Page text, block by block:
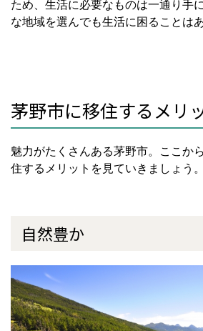
ため、生活に必要なものは一通り手
な地域を選んでも生活に困ることは
茅野市に移住するメリ
魅力がたくさんある茅野市。ここか
住するメリットを見ていきましょう。
自然豊か